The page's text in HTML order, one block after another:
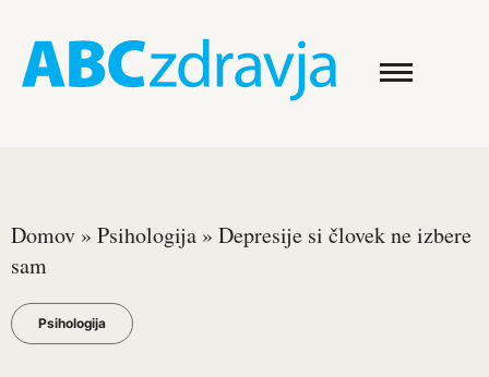
Domov » Psihologija » Depresije si človek ne izbere
sam
Psihologija